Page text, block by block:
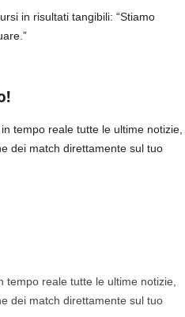
in risultati tangibili: “Stiamo
tempo reale tutte le ultime notizie,
dei match direttamente sul tuo
tempo reale tutte le ultime notizie,
dei match direttamente sul tuo